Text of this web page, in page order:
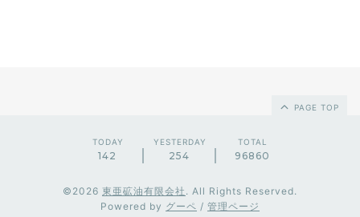
PAGE TOP
TODAY
142
YESTERDAY
254
TOTAL
96860
©2026 東亜砿油有限会社 . All Rights Reserved.
Powered by グーペ / 管理ページ